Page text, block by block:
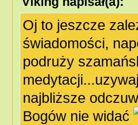
Oj to jeszcze
świadomości,
podruży
najbliższe
Bogów nie widać